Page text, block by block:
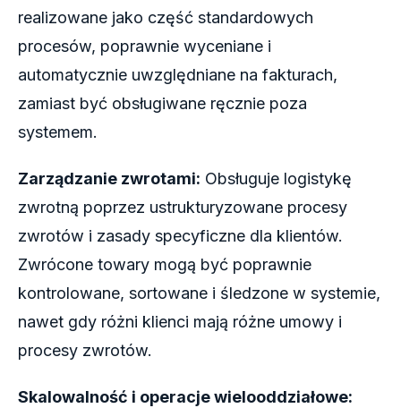
realizowane jako część standardowych
procesów, poprawnie wyceniane i
automatycznie uwzględniane na fakturach,
zamiast być obsługiwane ręcznie poza
systemem.
Zarządzanie zwrotami: Obsługuje logistykę
zwrotną poprzez ustrukturyzowane procesy
zwrotów i zasady specyficzne dla klientów.
Zwrócone towary mogą być poprawnie
kontrolowane, sortowane i śledzone w systemie,
nawet gdy różni klienci mają różne umowy i
procesy zwrotów.
Skalowalność i operacje wielooddziałowe: